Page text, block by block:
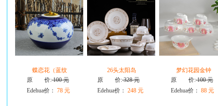
蝶恋花（蓝纹
原 价:100 元
Edehua价： 78 元
26头太阳岛
原 价:328 元
Edehua价： 248 元
梦幻花园金钟
原 价:100 元
Edehua价： 88 元